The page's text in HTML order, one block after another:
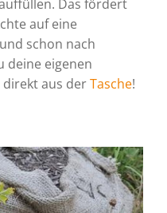
Das fördert
auf eine
schon nach
deine eigenen
aus derTasche!